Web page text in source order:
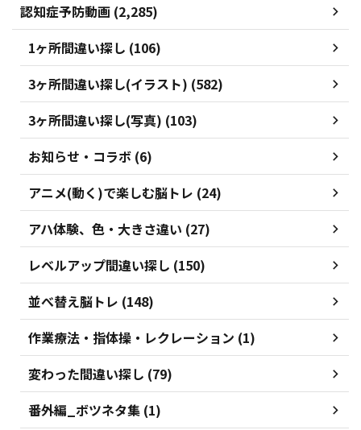
認知症予防動画 (2,285)
1ヶ所間違い探し (106)
3ヶ所間違い探し(イラスト) (582)
3ヶ所間違い探し(写真) (103)
お知らせ・コラボ (6)
アニメ(動く)で楽しむ脳トレ (24)
アハ体験、色・大きさ違い (27)
レベルアップ間違い探し (150)
並べ替え脳トレ (148)
作業療法・指体操・レクレーション (1)
変わった間違い探し (79)
番外編_ボツネタ集 (1)